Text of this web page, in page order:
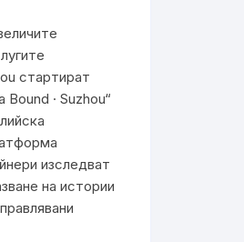
стартират
· Suzhou“
изследват
на истории